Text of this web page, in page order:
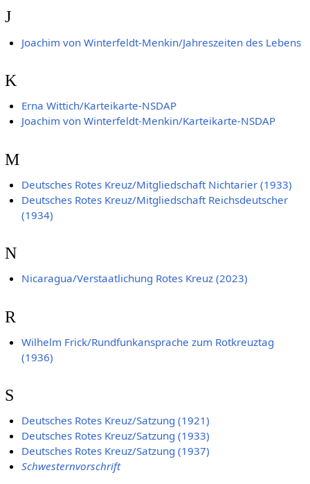
J
Joachim von Winterfeldt-Menkin/Jahreszeiten des Lebens
K
Erna Wittich/Karteikarte-NSDAP
Joachim von Winterfeldt-Menkin/Karteikarte-NSDAP
M
Deutsches Rotes Kreuz/Mitgliedschaft Nichtarier (1933)
Deutsches Rotes Kreuz/Mitgliedschaft Reichsdeutscher
(1934)
N
Nicaragua/Verstaatlichung Rotes Kreuz (2023)
R
Wilhelm Frick/Rundfunkansprache zum Rotkreuztag
(1936)
S
Deutsches Rotes Kreuz/Satzung (1921)
Deutsches Rotes Kreuz/Satzung (1933)
Deutsches Rotes Kreuz/Satzung (1937)
Schwesternvorschrift